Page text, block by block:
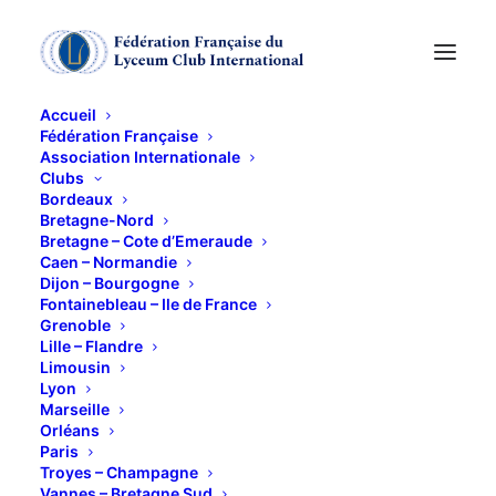
Accueil
Fédération Française
Association Internationale
Clubs
Bordeaux
Bretagne-Nord
Bretagne – Cote d’Emeraude
Caen – Normandie
Dijon – Bourgogne
Fontainebleau – Ile de France
Grenoble
Lille – Flandre
Limousin
Lyon
Marseille
Orléans
Paris
Troyes – Champagne
Programme Rentrée
2024
Ce contenu est protégé par un mot de passe. Pour
le voir, veuillez saisir votre mot de passe ci-